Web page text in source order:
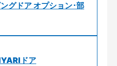
グドア オプション･部
ドア